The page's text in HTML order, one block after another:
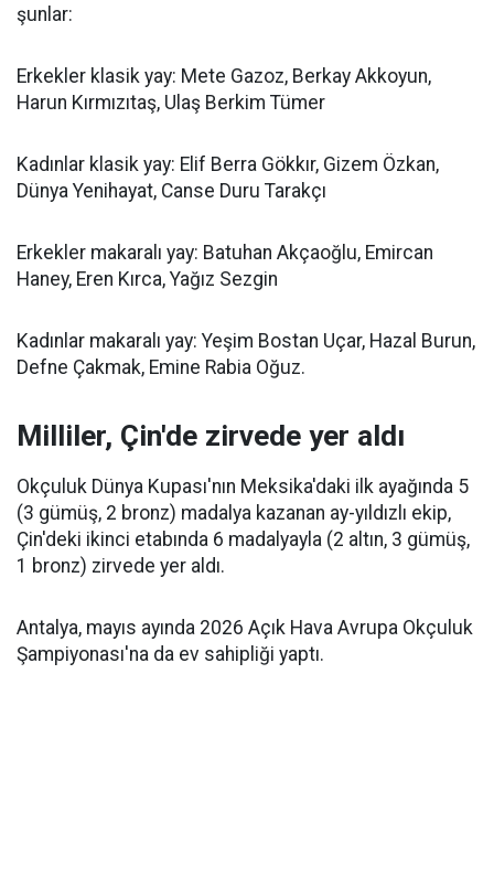
şunlar:
Erkekler klasik yay: Mete Gazoz, Berkay Akkoyun,
Harun Kırmızıtaş, Ulaş Berkim Tümer
Kadınlar klasik yay: Elif Berra Gökkır, Gizem Özkan,
Dünya Yenihayat, Canse Duru Tarakçı
Erkekler makaralı yay: Batuhan Akçaoğlu, Emircan
Haney, Eren Kırca, Yağız Sezgin
Kadınlar makaralı yay: Yeşim Bostan Uçar, Hazal Burun,
Defne Çakmak, Emine Rabia Oğuz.
Milliler, Çin'de zirvede yer aldı
Okçuluk Dünya Kupası'nın Meksika'daki ilk ayağında 5
(3 gümüş, 2 bronz) madalya kazanan ay-yıldızlı ekip,
Çin'deki ikinci etabında 6 madalyayla (2 altın, 3 gümüş,
1 bronz) zirvede yer aldı.
Antalya, mayıs ayında 2026 Açık Hava Avrupa Okçuluk
Şampiyonası'na da ev sahipliği yaptı.